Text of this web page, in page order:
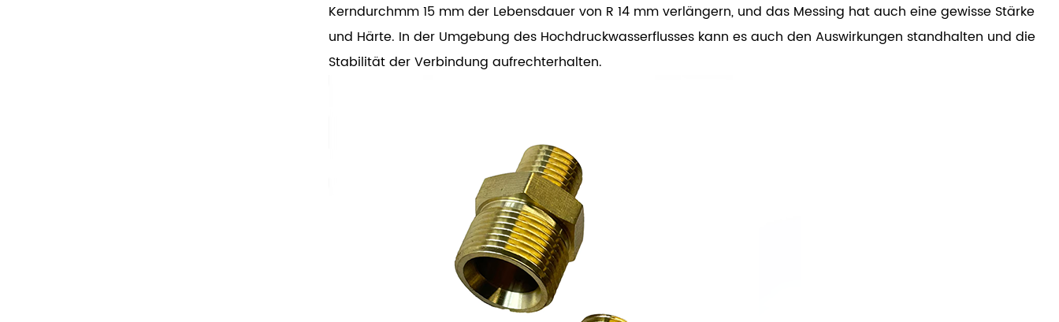
Kerndurchmm 15 mm der Lebensdauer von R 14 mm verlängern, und das Messing hat auch eine gewisse Stärke
und Härte. In der Umgebung des Hochdruckwasserflusses kann es auch den Auswirkungen standhalten und die
Stabilität der Verbindung aufrechterhalten.